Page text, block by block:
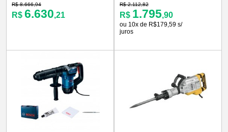
R$ 8.666,94
R$ 6.630,21
R$ 2.112,82
R$ 1.795,90
ou 10x de R$179,59 s/
juros